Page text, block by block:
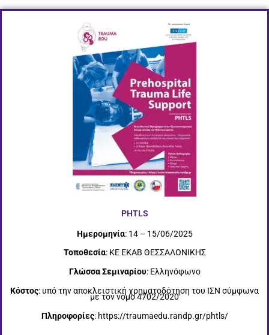
PHTLS
Ημερομηνία: 14 – 15/06/2025
Τοποθεσία: ΚΕ ΕΚΑΒ ΘΕΣΣΑΛΟΝΙΚΗΣ
Γλώσσα Σεμιναρίου: Ελληνόφωνο
Κόστος: υπό την αποκλειστική χρηματοδότηση του ΙΣΝ σύμφωνα
με τον νόμο 4702/2020
Πληροφορίες: https://traumaedu.randp.gr/phtls/